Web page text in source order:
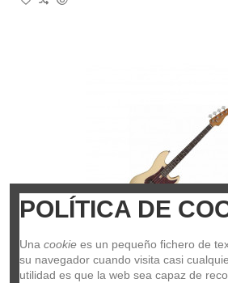
POLÍTICA DE
Una cookie es un pequeño fichero de
su navegador cuando visita casi
utilidad es que la web sea capaz de